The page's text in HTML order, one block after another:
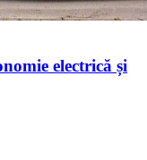
electrică și